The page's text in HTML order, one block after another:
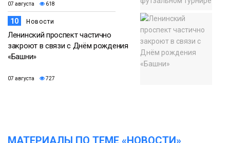
07 августа 618
10 Новости
Ленинский проспект частично
закроют в связи с Днём рождения
«Башни»
07 августа 727